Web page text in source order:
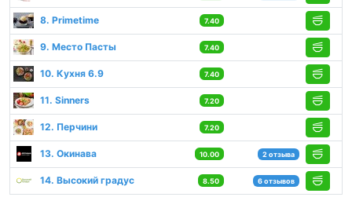
8. Primetime 7.40
9. Место Пасты 7.40
10. Кухня 6.9 7.40
11. Sinners 7.20
12. Перчини 7.20
13. Окинава 10.00 2 отзыва
14. Высокий градус 8.50 6 отзывов